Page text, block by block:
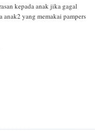
kepada anak jika gagal
yang memakai pampers